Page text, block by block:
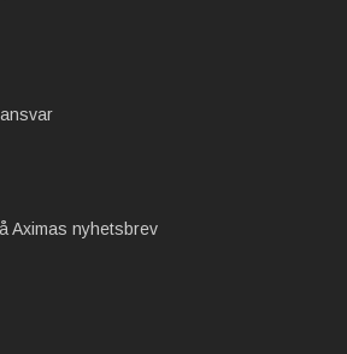
Aximas nyhetsbrev